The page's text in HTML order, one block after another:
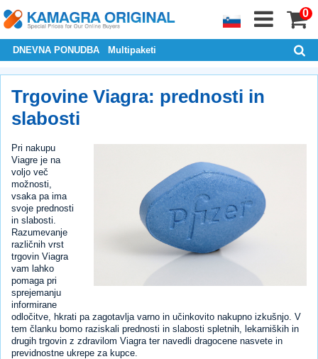
0
DNEVNA PONUDBA Multipaketi
Trgovine Viagra: prednosti in
slabosti
Pri nakupu
Viagre je na
voljo več
možnosti,
vsaka pa ima
svoje prednosti
in slabosti.
Razumevanje
različnih vrst
trgovin Viagra
vam lahko
pomaga pri
sprejemanju
informirane
odločitve, hkrati pa zagotavlja varno in učinkovito nakupno izkušnjo. V
tem članku bomo raziskali prednosti in slabosti spletnih, lekarniških in
drugih trgovin z zdravilom Viagra ter navedli dragocene nasvete in
previdnostne ukrepe za kupce.